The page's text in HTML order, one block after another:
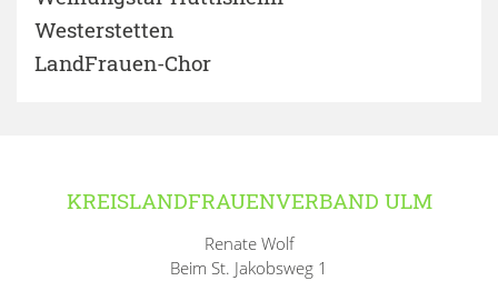
Westerstetten
LandFrauen-Chor
KREISLANDFRAUENVERBAND ULM
Renate Wolf
Beim St. Jakobsweg 1